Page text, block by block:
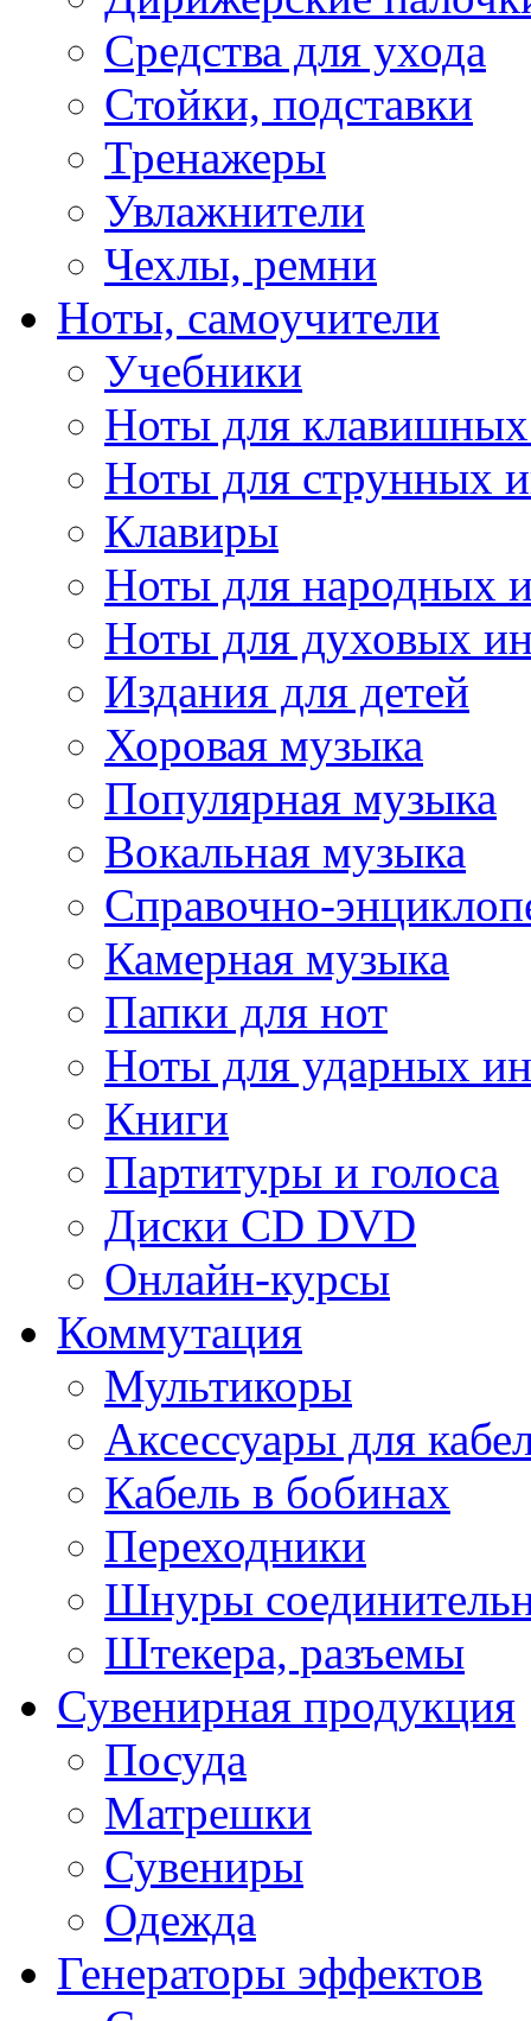
Средства для ухода
Стойки, подставки
Тренажеры
Увлажнители
Чехлы, ремни
Ноты, самоучители
Учебники
Ноты для клавишных
Ноты для струнных
Клавиры
Ноты для народных
Ноты для духовых
Издания для детей
Хоровая музыка
Популярная музыка
Вокальная музыка
Справочно-
Камерная музыка
Папки для нот
Ноты для ударных
Книги
Партитуры и голоса
Диски CD DVD
Онлайн-курсы
Коммутация
Мультикоры
Аксессуары для
Кабель в бобинах
Переходники
Шнуры
Штекера, разъемы
Сувенирная продукция
Посуда
Матрешки
Сувениры
Одежда
Генераторы эффектов